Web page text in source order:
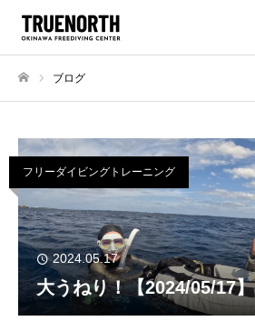
ブログ
フリーダイビングトレーニング
2024.05.17
大うねり！【2024/05/17】